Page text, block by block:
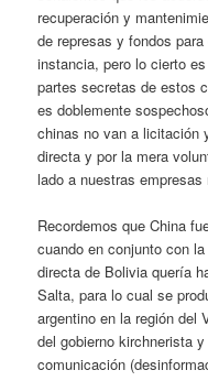
recuperación y
de represas y fondos
instancia, pero lo cierto
partes secretas de estos
es doblemente
chinas no van a licitación
directa y por la mera
lado a nuestras empresas
Recordemos que China
cuando en conjunto con
directa de Bolivia quería
Salta, para lo cual se
argentino en la región del
del gobierno kirchnerista
comunicación